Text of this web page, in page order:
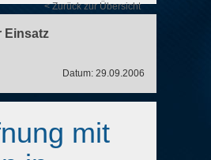
< Zurück zur Übersicht
Einsatz
Datum: 29.09.2006
mit